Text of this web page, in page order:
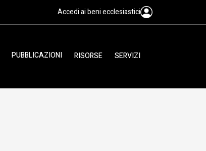
Accedi ai beni ecclesiastici
PUBBLICAZIONI RISORSE SERVIZI